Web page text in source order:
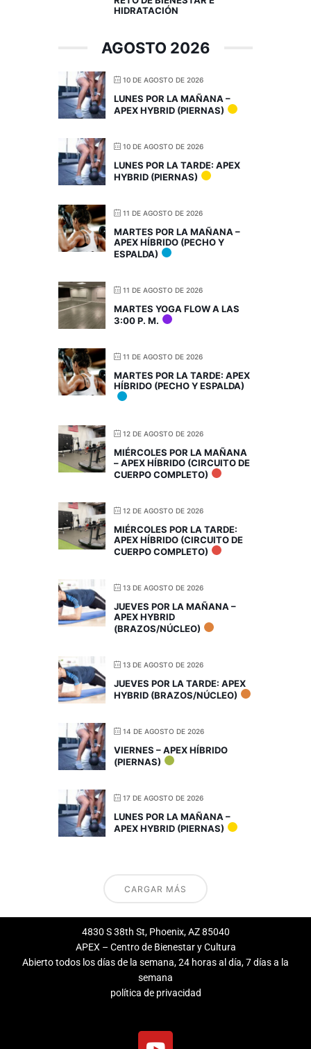
HIDRATACIÓN
AGOSTO 2026
10 DE AGOSTO DE 2026
LUNES POR LA MAÑANA –
APEX HYBRID (PIERNAS)
10 DE AGOSTO DE 2026
LUNES POR LA TARDE: APEX
HYBRID (PIERNAS)
11 DE AGOSTO DE 2026
MARTES POR LA MAÑANA –
APEX HÍBRIDO (PECHO Y
ESPALDA)
11 DE AGOSTO DE 2026
MARTES YOGA FLOW A LAS
3:00 P. M.
11 DE AGOSTO DE 2026
MARTES POR LA TARDE: APEX
HÍBRIDO (PECHO Y ESPALDA)
12 DE AGOSTO DE 2026
MIÉRCOLES POR LA MAÑANA
– APEX HÍBRIDO (CIRCUITO DE
CUERPO COMPLETO)
12 DE AGOSTO DE 2026
MIÉRCOLES POR LA TARDE:
APEX HÍBRIDO (CIRCUITO DE
CUERPO COMPLETO)
13 DE AGOSTO DE 2026
JUEVES POR LA MAÑANA –
APEX HYBRID
(BRAZOS/NÚCLEO)
13 DE AGOSTO DE 2026
JUEVES POR LA TARDE: APEX
HYBRID (BRAZOS/NÚCLEO)
14 DE AGOSTO DE 2026
VIERNES – APEX HÍBRIDO
(PIERNAS)
17 DE AGOSTO DE 2026
LUNES POR LA MAÑANA –
APEX HYBRID (PIERNAS)
CARGAR MÁS
4830 S 38th St, Phoenix, AZ 85040
APEX – Centro de Bienestar y Cultura
Abierto todos los días de la semana, 24 horas al día, 7 días a la
semana
política de privacidad
Y